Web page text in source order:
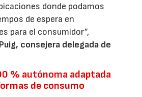
donde podamos
de espera en
para el consumidor”,
consejera delegada de
% autónoma adaptada
de consumo